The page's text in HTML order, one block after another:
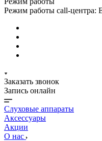
Режим работы call-центра:
Заказать звонок
Запись онлайн
Слуховые аппараты
Аксессуары
Акции
О нас